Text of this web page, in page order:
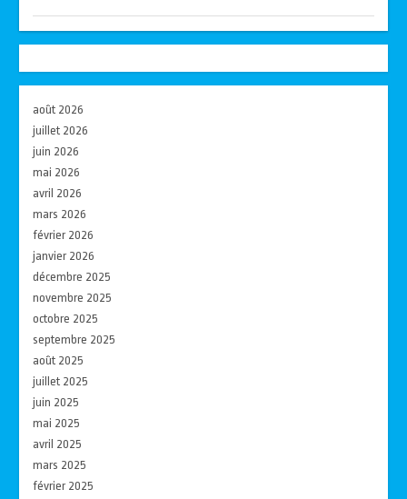
août 2026
juillet 2026
juin 2026
mai 2026
avril 2026
mars 2026
février 2026
janvier 2026
décembre 2025
novembre 2025
octobre 2025
septembre 2025
août 2025
juillet 2025
juin 2025
mai 2025
avril 2025
mars 2025
février 2025